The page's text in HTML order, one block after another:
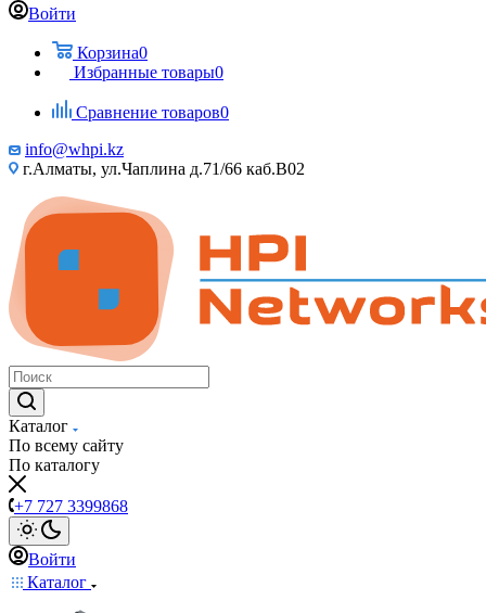
Войти
Корзина0
Избранные товары0
Сравнение товаров0
info@whpi.kz
г.Алматы, ул.Чаплина д.71/66 каб.B02
Каталог
По всему сайту
По каталогу
+7 727 3399868
Войти
Каталог